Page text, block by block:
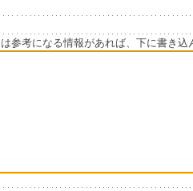
参考になる情報があれば、下に書き込